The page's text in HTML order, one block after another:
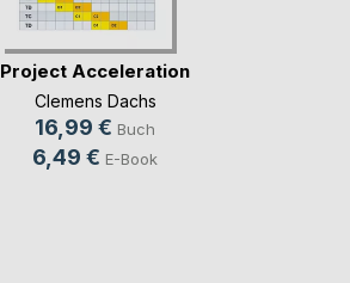
Project Acceleration
Clemens Dachs
16,99 € Buch
6,49 € E-Book